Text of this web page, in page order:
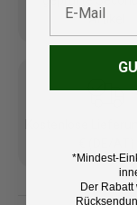
Artikel
Kostenlose
*Mindest-
Der Rabatt